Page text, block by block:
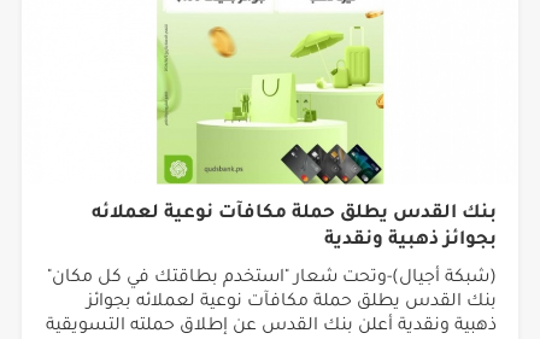
بنك القدس يطلق حملة مكافآت نوعية لعملائه
بجوائز ذهبية ونقدية
(شبكة أجيال)-وتحت شعار "استخدم بطاقتك في كل مكان"
بنك القدس يطلق حملة مكافآت نوعية لعملائه بجوائز
ذهبية ونقدية أعلن بنك القدس عن إطلاق حملته التسويقية